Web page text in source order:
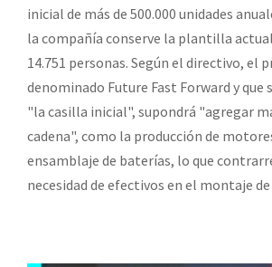
inicial de más de 500.000 unidades
la compañía conserve la plantilla
14.751 personas. Según el directivo, el
denominado Future Fast Forward y que
"la casilla inicial", supondrá "agregar
cadena", como la producción de
ensamblaje de baterías, lo que
necesidad de efectivos en el montaje